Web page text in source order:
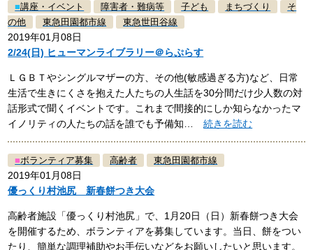
■講座・イベント 障害者・難病等 子ども まちづくり
そ
の他
東急田園都市線 東急世田谷線
2019年01月08日
2/24(日) ヒューマンライブラリー＠らぷらす
ＬＧＢＴやシングルマザーの方、その他(敏感過ぎる方)など、日常
生活で生きにくさを抱えた人たちの人生話を30分間だけ少人数の対
話形式で聞くイベントです。これまで間接的にしか知らなかったマ
イノリティの人たちの話を誰でも予備知…続きを読む
■ボランティア募集 高齢者 東急田園都市線
2019年01月08日
優っくり村池尻 新春餅つき大会
高齢者施設「優っくり村池尻」で、1月20日（日）新春餅つき大会
を開催するため、ボランティアを募集しています。当日、餅をつい
たり、簡単な調理補助やお手伝いなどをお願いしたいと思います。